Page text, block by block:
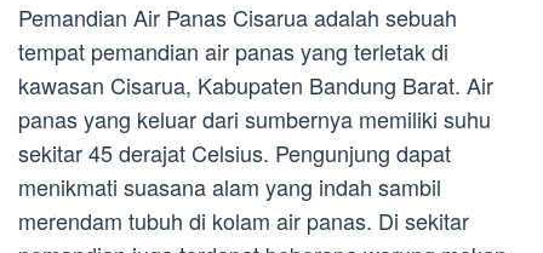
Pemandian Air Panas Cisarua adalah sebuah
tempat pemandian air panas yang terletak di
kawasan Cisarua, Kabupaten Bandung Barat. Air
panas yang keluar dari sumbernya memiliki suhu
sekitar 45 derajat Celsius. Pengunjung dapat
menikmati suasana alam yang indah sambil
merendam tubuh di kolam air panas. Di sekitar